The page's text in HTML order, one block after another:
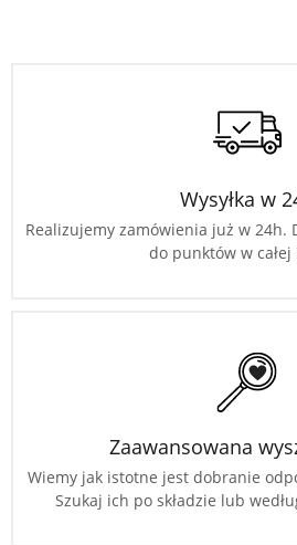
Wysyłka w
Realizujemy zamówienia już w 24h.
do punktów w całej
Zaawansowana
Wiemy jak istotne jest dobranie
Szukaj ich po składzie lub